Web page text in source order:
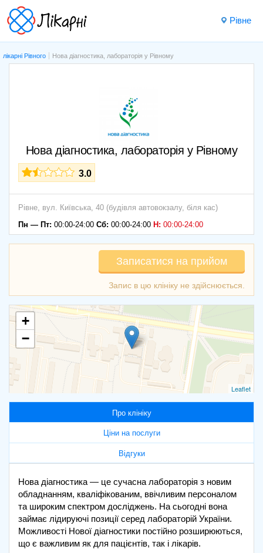
Рівне
лікарні Рівного Нова діагностика, лабораторія у Рівному
Нова діагностика, лабораторія у Рівному
3.0
Рівне, вул. Київська, 40 (будівля автовокзалу, біля кас)
Пн — Пт: 00:00-24:00 Сб: 00:00-24:00 Н: 00:00-24:00
Записатися на прийом
+
−
Leaflet
Про клініку
Ціни на послуги
Відгуки
Нова діагностика — це сучасна лабораторія з новим
обладнанням, кваліфікованим, ввічливим персоналом
та широким спектром досліджень. На сьогодні вона
займає лідируючі позиції серед лабораторій України.
Можливості Нової діагностики постійно розширюються,
що є важливим як для пацієнтів, так і лікарів.